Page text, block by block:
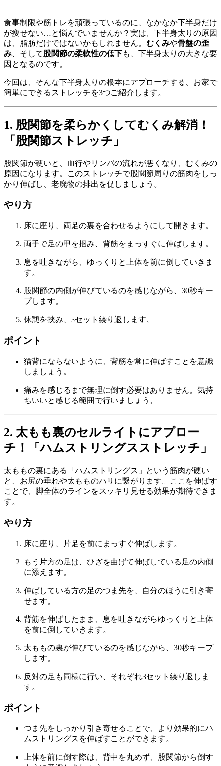
食事制限や筋トレを頑張っているのに、なかなか下半身だけ
が痩せない…と悩んでいませんか？実は、下半身太りの原因
は、脂肪だけではないかもしれません。 むくみや骨盤の歪
み 、そして股関節の柔軟性の低下も、下半身太りの大きな要
因となるのです。
今回は、そんな下半身太りの根本にアプローチする、お家で
簡単にできるストレッチを3つご紹介します。
1. 股関節を柔らかくしてむくみ解消！
「股関節ストレッチ」
股関節が硬いと、血行やリンパの流れが悪くなり、むくみの
原因になります。このストレッチで股関節周りの筋肉をしっ
かり伸ばし、老廃物の排出を促しましょう。
やり方
床に座り、両足の裏を合わせるようにして開きます。
両手で足の甲を掴み、背筋をまっすぐに伸ばします。
息を吐きながら、ゆっくりと上体を前に倒していきま
す。
股関節の内側が伸びているのを感じながら、30秒キー
プします。
休憩を挟み、3セット繰り返します。
ポイント
猫背にならないように、背筋を常に伸ばすことを意識
しましょう。
痛みを感じるまで無理に倒す必要はありません。気持
ちいいと感じる範囲で行いましょう。
2. 太もも裏のセルライトにアプロー
チ！「ハムストリングスストレッチ」
太ももの裏にある「ハムストリングス」という筋肉が硬い
と、お尻の垂れや太もものハリに繋がります。ここを伸ばす
ことで、脚全体のラインをスッキリ見せる効果が期待できま
す。
やり方
床に座り、片足を前にまっすぐ伸ばします。
もう片方の足は、ひざを曲げて伸ばしている足の内側
に添えます。
伸ばしている方の足のつま先を、自分のほうに引き寄
せます。
背筋を伸ばしたまま、息を吐きながらゆっくりと上体
を前に倒していきます。
太ももの裏が伸びているのを感じながら、30秒キープ
します。
反対の足も同様に行い、それぞれ3セット繰り返しま
す。
ポイント
つま先をしっかり引き寄せることで、より効果的にハ
ムストリングスを伸ばすことができます。
上体を前に倒す際は、背中を丸めず、股関節から倒す